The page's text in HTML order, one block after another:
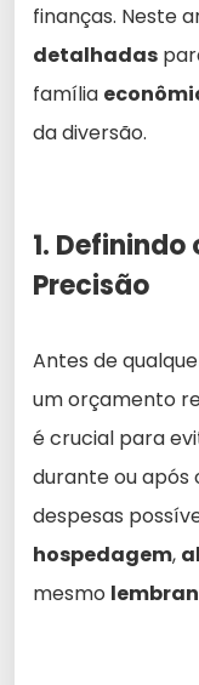
finanças. Neste
detalhadas
família
da diversão.
1.
Precisão
Antes de
um orçamento
é crucial para
durante ou após
despesas
hospedagem,
mesmo